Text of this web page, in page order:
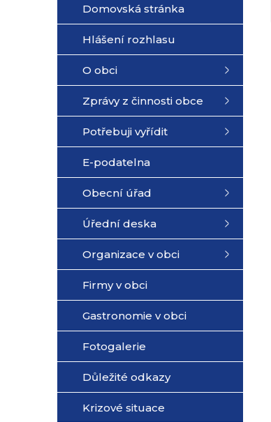
Domovská stránka
Hlášení rozhlasu
O obci
Zprávy z činnosti obce
Potřebuji vyřídit
E-podatelna
Obecní úřad
Úřední deska
Organizace v obci
Firmy v obci
Gastronomie v obci
Fotogalerie
Důležité odkazy
Krizové situace